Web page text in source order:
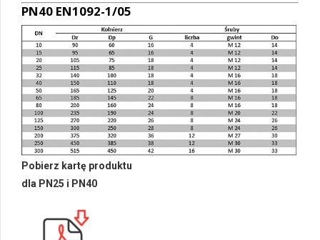
PN40 EN1092-1/05
Pobierz kartę produktu
dla PN25 i PN40